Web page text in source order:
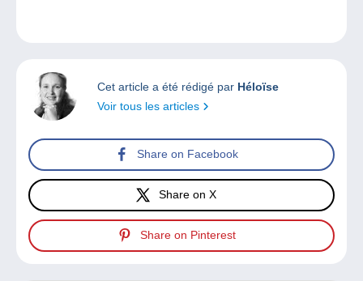
Cet article a été rédigé par Héloïse
Voir tous les articles
Share on Facebook
Share on X
Share on Pinterest